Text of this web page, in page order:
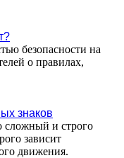
безопасности на
о правилах,
знаков
сложный и строго
зависит
движения.